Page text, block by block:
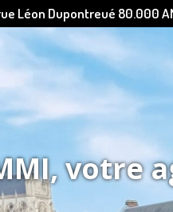
Léon Dupontreué 80.000
votre